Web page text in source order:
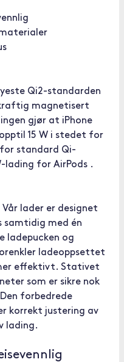
Qi2-standarden
magnetisert
gjør at iPhone
15 W i stedet for
for standard Qi-
lading for AirPods .
lader er designet
samtidig med én
ladepucken og
ladeoppsettet
effektivt. Stativet
som er sikre nok
forbedrede
korrekt justering av
lading.